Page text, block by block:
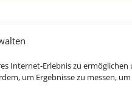
Internet-Erlebnis zu ermöglichen
um Ergebnisse zu messen,